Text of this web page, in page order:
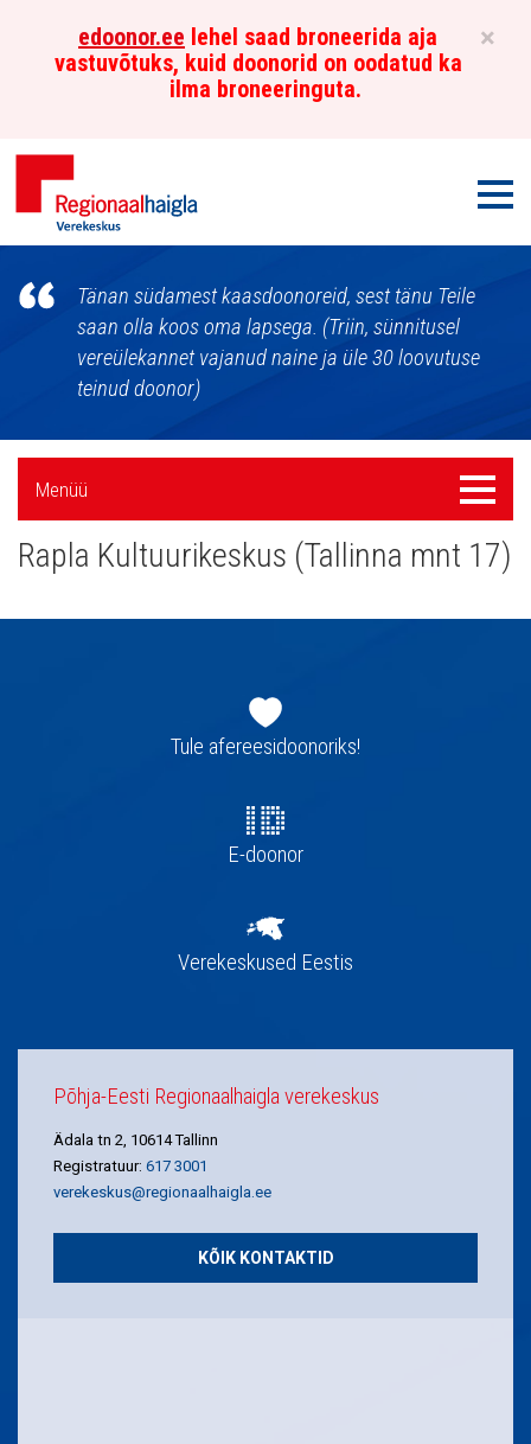
×
edoonor.ee lehel saad broneerida aja
vastuvõtuks, kuid doonorid on oodatud ka
ilma broneeringuta.
Põhja-
Eesti
Regionaalhaigla
Verekeskus
Tänan südamest kaasdoonoreid, sest tänu Teile
saan olla koos oma lapsega. (Triin, sünnitusel
vereülekannet vajanud naine ja üle 30 loovutuse
teinud doonor)
Külgpaani
navigatsioon
Menüü
Menüü
Rapla Kultuurikeskus (Tallinna mnt 17)
navigatsioonTule afereesidoonoriks!
E-doonor
Verekeskused Eestis
Põhja-Eesti Regionaalhaigla verekeskus
Ädala tn 2, 10614 Tallinn
Registratuur: 617 3001
verekeskus@regionaalhaigla.ee
KÕIK KONTAKTID